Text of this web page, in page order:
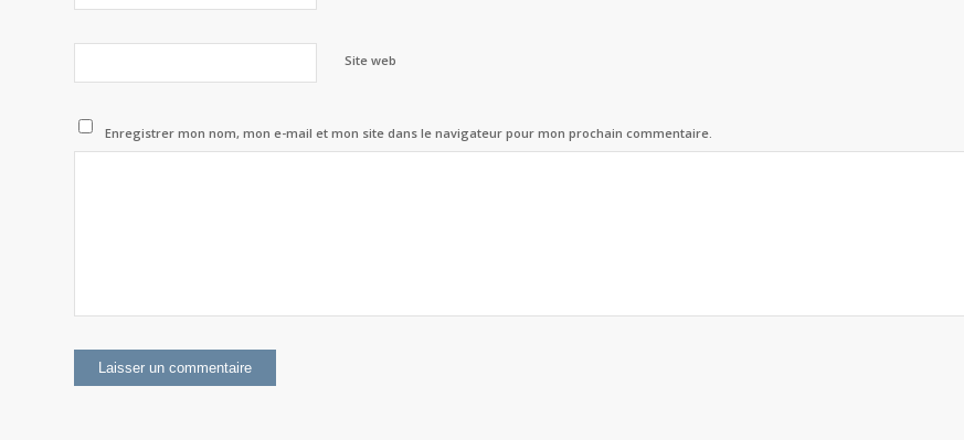
Site web
Enregistrer mon nom, mon e-mail et mon site dans le navigateur pour mon prochain commentaire.